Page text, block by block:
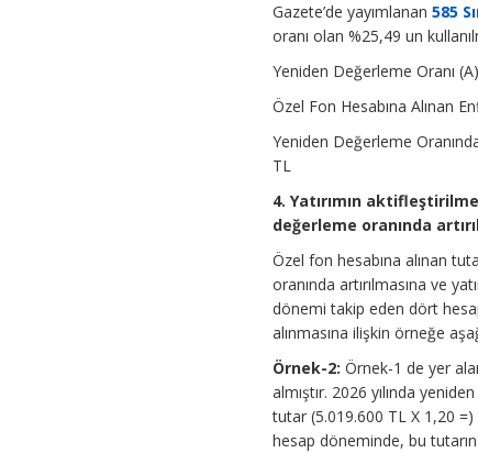
Gazete’de yayımlanan585
oranı olan %25,49 un
Yeniden Değerleme Oranı
Özel Fon Hesabına Alınan
Yeniden Değerleme
TL
4. Yatırımın
değerleme oranında
Özel fon hesabına alınan
oranında artırılmasına ve
dönemi takip eden dört
alınmasına ilişkin örneğe
Örnek-2: Örnek-1 de yer
almıştır. 2026 yılında
tutar (5.019.600 TL X 1,20
hesap döneminde, bu